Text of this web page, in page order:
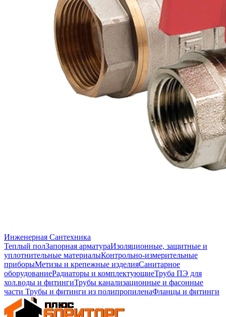
Инженерная Сантехника
Теплый полЗапорная арматураИзоляционные, защитные и
уплотнительные материалыКонтрольно-измерительные
приборыМетизы и крепежные изделияСанитарное
оборудованиеРадиаторы и комплектующиеТруба ПЭ для
хол.воды и фитингиТрубы канализационные и фасонные
части Трубы и фитинги из полипропиленаФланцы и фитинги